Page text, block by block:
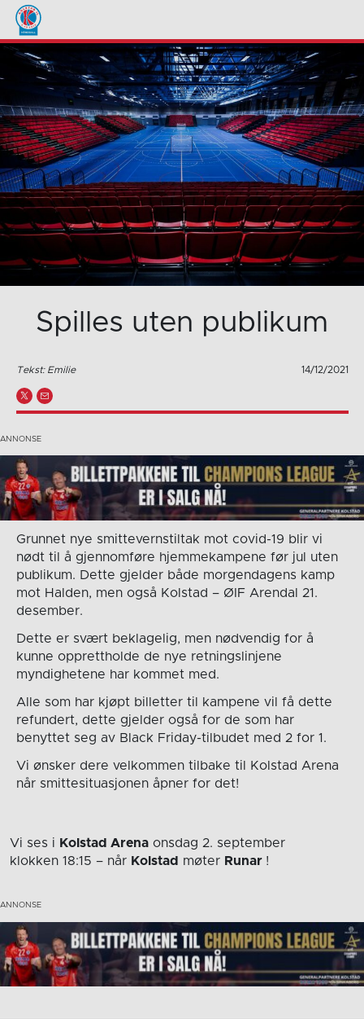
Spilles uten publikum
Tekst: Emilie 14/12/2021
Grunnet nye smittevernstiltak mot covid-19 blir vi
nødt til å gjennomføre hjemmekampene før jul uten
publikum. Dette gjelder både morgendagens kamp
mot Halden, men også Kolstad – ØIF Arendal 21.
desember.
Dette er svært beklagelig, men nødvendig for å
kunne opprettholde de nye retningslinjene
myndighetene har kommet med.
Alle som har kjøpt billetter til kampene vil få dette
refundert, dette gjelder også for de som har
benyttet seg av Black Friday-tilbudet med 2 for 1.
Vi ønsker dere velkommen tilbake til Kolstad Arena
når smittesituasjonen åpner for det!
Vi ses i Kolstad Arena onsdag 2. september
klokken 18:15 – når Kolstad møter Runar !